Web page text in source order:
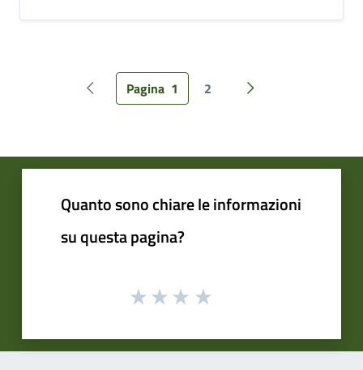
Pagina precedente
Pagina 1 2 Pagina successiva
Quanto sono chiare le informazioni
su questa pagina?